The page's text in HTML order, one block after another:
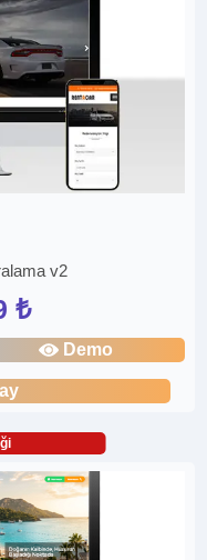
v2
₺
Demo